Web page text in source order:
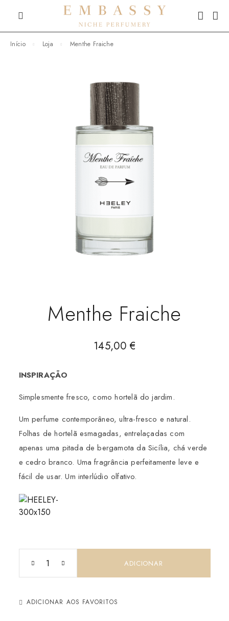
Início Loja Menthe Fraiche
Menthe Fraiche
145,00€
INSPIRAÇÃO
Simplesmente fresco, como hortelã do jardim.
Um perfume contemporâneo, ultra-fresco e natural.
Folhas de hortelã esmagadas, entrelaçadas com
apenas uma pitada de bergamota da Sicília, chá verde
e cedro branco. Uma fragrância perfeitamente leve e
fácil de usar. Um interlúdio olfativo.
ADICIONAR
ADICIONAR AOS FAVORITOS